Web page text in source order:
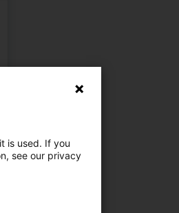
is used. If you
see our privacy